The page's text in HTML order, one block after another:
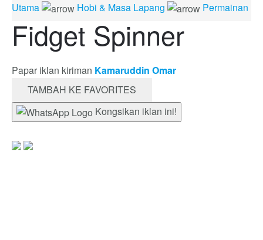
Utama Hobi & Masa Lapang Permainan
Fidget Spinner
Papar iklan kiriman Kamaruddin Omar
TAMBAH KE FAVORITES
Kongsikan iklan ini!